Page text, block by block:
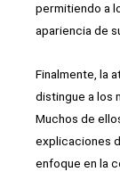
permitiendo a
apariencia de
Finalmente, la
distingue a los
Muchos de
explicaciones
enfoque en la